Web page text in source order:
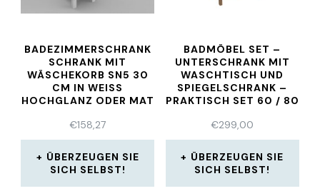
BADEZIMMERSCHRANK
SCHRANK MIT
WÄSCHEKORB SN5 30
CM IN WEISS H
OCHGLANZ ODER MAT
€158,27
ÜBERZEUGEN SIE
SICH SELBST!
BADMÖBEL SET –
UNTERSCHRANK MIT
WASCHTISCH UND
SPIEGELSCHRANK –
PRAKTISCH SET 60 / 80
€299,00
ÜBERZEUGEN SIE
SICH SELBST!